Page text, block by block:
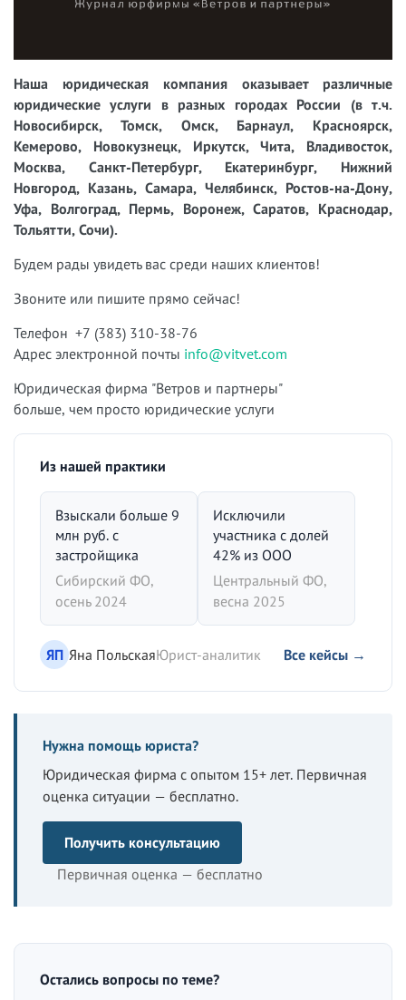
Наша юридическая компания оказывает различные
юридические услуги в разных городах России (в т.ч.
Новосибирск, Томск, Омск, Барнаул, Красноярск,
Кемерово, Новокузнецк, Иркутск, Чита, Владивосток,
Москва, Санкт-Петербург, Екатеринбург, Нижний
Новгород, Казань, Самара, Челябинск, Ростов-на-Дону,
Уфа, Волгоград, Пермь, Воронеж, Саратов, Краснодар,
Тольятти, Сочи).
Будем рады увидеть вас среди наших клиентов!
Звоните или пишите прямо сейчас!
Телефон +7 (383) 310-38-76
Адрес электронной почты info@vitvet.com
Юридическая фирма "Ветров и партнеры"
больше, чем просто юридические услуги
Из нашей практики
Взыскали больше 9
млн руб. с
застройщика
Сибирский ФО,
осень 2024
Исключили
участника с долей
42% из ООО
Центральный ФО,
весна 2025
ЯП Яна ПольскаяЮрист-аналитик Все кейсы →
Нужна помощь юриста?
Юридическая фирма с опытом 15+ лет. Первичная
оценка ситуации — бесплатно.
Получить консультацию
Первичная оценка — бесплатно
Остались вопросы по теме?